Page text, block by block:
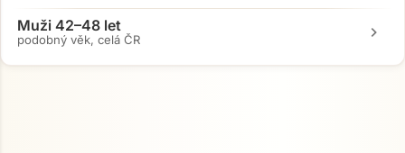
Muži 42–48 let
podobný věk, celá ČR chevron_right